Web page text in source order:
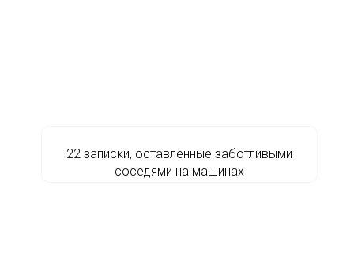
22 записки, оставленные заботливыми
соседями на машинах